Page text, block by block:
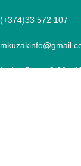
(+374)33 572 107
Երկ - Ուրբ: 9:00 -